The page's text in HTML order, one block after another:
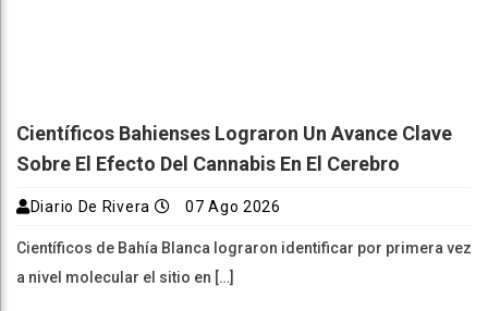
Científicos Bahienses Lograron Un Avance Clave
Sobre El Efecto Del Cannabis En El Cerebro
Diario De Rivera 07 Ago 2026
Científicos de Bahía Blanca lograron identificar por primera vez
a nivel molecular el sitio en […]